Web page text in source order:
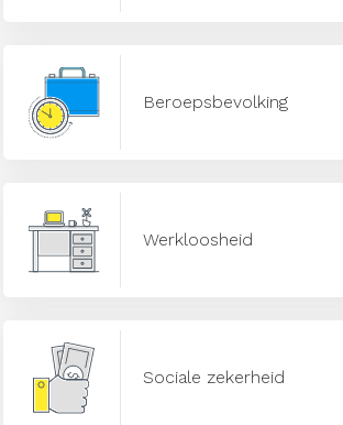
Beroepsbevolking
Werkloosheid
Sociale zekerheid